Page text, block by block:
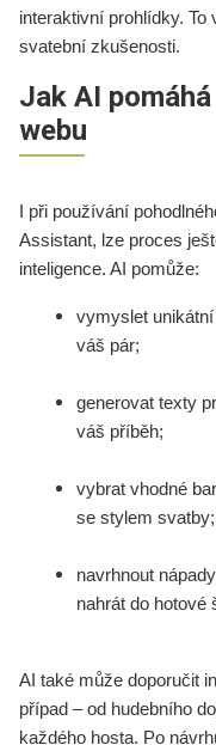
interaktivní prohlídky.
svatební zkušenosti.
Jak AI
webu
I při používání
Assistant, lze proces
inteligence. AI pomůže:
vymyslet
váš pár;
generovat texty
váš příběh;
vybrat vhodné
se stylem svatby;
navrhnout
nahrát do hotové
AI také může doporučit
případ – od hudebního
každého hosta. Po